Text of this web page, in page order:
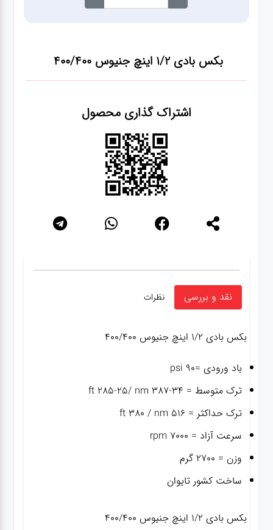
فنی
بکس بادی ۱/۲ اینچ جنیوس ۴۰۰/۴۰۰
اشتراک گذاری محصول
نقد و بررسی نظرات
بکس بادی ۱/۲ اینچ جنیوس ۴۰۰/۴۰۰
باد ورودی =۹۰ psi
ترک متوسط = ۳۴-۳۸۷ ft 285-25/ nm
ترک حداکثر = ۵۱۶ ft 380 / nm
سرعت آزاد = ۷۰۰۰ rpm
وزن = ۲۷۰۰ گرم
ساخت کشور تایوان
بکس بادی ۱/۲ اینچ جنیوس ۴۰۰/۴۰۰